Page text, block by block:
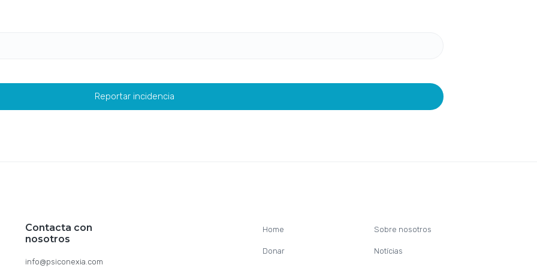
Contacta con
nosotros
info@psiconexia.com
Home
Donar
Sobre nosotros
Notícias